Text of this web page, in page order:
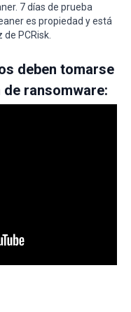
7 días de prueba
es propiedad y está
PCRisk.
deben tomarse
ransomware: